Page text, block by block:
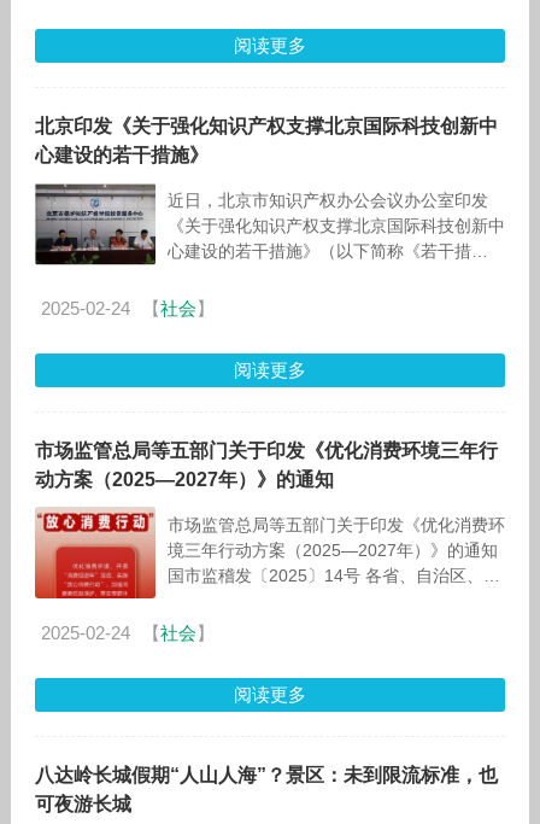
阅读更多
北京印发《关于强化知识产权支撑北京国际科技创新中
心建设的若干措施》
近日，北京市知识产权办公会议办公室印发
《关于强化知识产权支撑北京国际科技创新中
心建设的若干措施》（以下简称《若干措
中央经济工作会议精神，聚焦“健全知识产权
2025-02-24 【社会】
阅读更多
市场监管总局等五部门关于印发《优化消费环境三年行
动方案（2025—2027年）》的通知
市场监管总局等五部门关于印发《优化消费环
境三年行动方案（2025—2027年）》的通知
国市监稽发〔2025〕14号 各省、自治区、直
2025-02-24 【社会】
阅读更多
八达岭长城假期“人山人海”？景区：未到限流标准，也
可夜游长城